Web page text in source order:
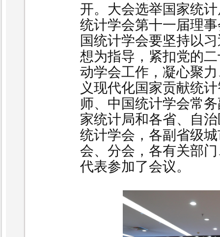
开。大会选举国家统
统计学会第十一届理
国统计学会要坚持以
想为指导，紧扣党的
动学会工作，凝心聚
义现代化国家贡献统
师、中国统计学会常
家统计局和各省、自
统计学会，各副省级
会、分会，各有关部
代表参加了会议。